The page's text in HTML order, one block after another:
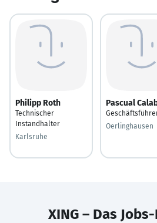
Philipp Roth
Technischer
Instandhalter
Karlsruhe
Pascual
Oerlinghausen
XING – Das